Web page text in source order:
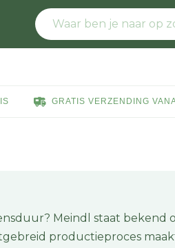
GRATIS VERZENDING
Meindl staat bekend
productieproces